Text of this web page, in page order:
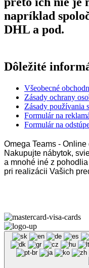
napríklad
DHL a pod.
Dôležité
Všeobecné
Zásady ochrany
Zásady používania
Formulár na
Formulár na
Omega Teams -
Nakupujte nábytok,
a mnohé iné z
pri realizácii Vašich